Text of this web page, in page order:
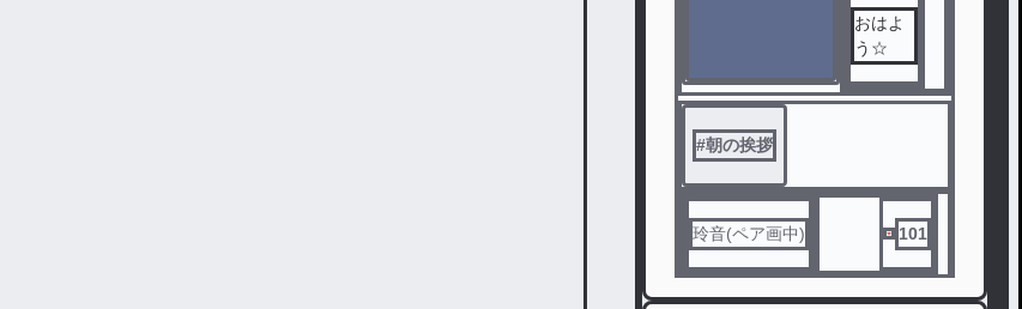
おはよ
う☆
#朝の挨拶
玲音(ペア画中) 101